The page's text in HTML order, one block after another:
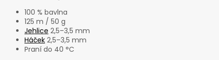
100 % bavlna
125 m / 50 g
Jehlice 2,5–3,5 mm
Háček 2,5–3,5 mm
Praní do 40 °C